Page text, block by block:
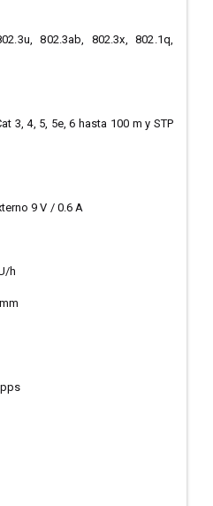
802.3ab, 802.3x, 802.1q,
3, 4, 5, 5e, 6 hasta 100 m y STP
9 V / 0.6 A
h